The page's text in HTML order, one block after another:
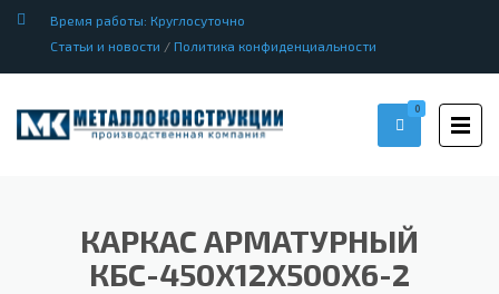
Время работы: Круглосуточно
Статьи и новости / Политика конфиденциальности
0
КАРКАС АРМАТУРНЫЙ
КБС-450Х12Х500Х6-2